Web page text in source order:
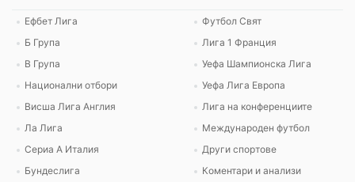
Ефбет Лига
Б Група
В Група
Национални отбори
Висша Лига Англия
Ла Лига
Сериа А Италия
Бундеслига
Футбол Свят
Лига 1 Франция
Уефа Шампионска Лига
Уефа Лига Европа
Лига на конференциите
Международен футбол
Други спортове
Коментари и анализи